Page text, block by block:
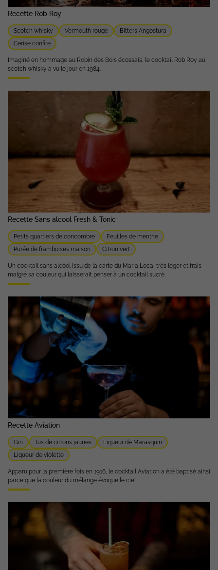
Recette Rob Roy
Scotch whisky Vermouth rouge
Bitters Angostura
Cerise confite
Imaginé en hommage au Robin des Bois écossais, le cocktail Rob Roy au
scotch whisky a vu le jour en 1984.
Recette Sans alcool Fresh & Tonic
Petits quartiers de concombre
Feuilles de menthe
Purée de framboises maison
Citron vert
Un cocktail sans alcool issu de la carte du Maria Loca, très léger et frais
malgré sa couleur qui laisserait penser à un cocktail sucré.
Recette Aviation
Gin Jus de citrons jaunes
Liqueur de Marasquin
Liqueur de violette
Apparu pour la première fois en 1916, le cocktail Aviation a été baptisé ainsi
parce que la couleur du mélange évoque le ciel.